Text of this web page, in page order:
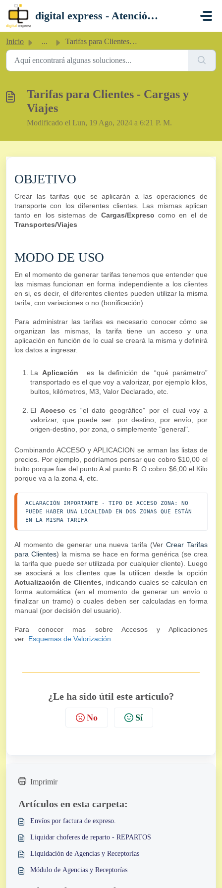
Saltar al contenido principal
digital express - Atención al Cliente
Inicio ... Tarifas para Clientes - Cargas y Viajes
Tarifas para Clientes - Cargas y
Viajes
Modificado el Lun, 19 Ago, 2024 a 6:21 P. M.
OBJETIVO
Crear las tarifas que se aplicarán a las operaciones de
transporte con los diferentes clientes. Las mismas aplican
tanto en los sistemas de Cargas/Expreso como en el de
Transportes/Viajes
MODO DE USO
En el momento de generar tarifas tenemos que entender que
las mismas funcionan en forma independiente a los clientes
en si, es decir, el diferentes clientes pueden utilizar la misma
tarifa, con variaciones o no (bonificación).
Para administrar las tarifas es necesario conocer cómo se
organizan las mismas, la tarifa tiene un acceso y una
aplicación en función de lo cual se creará la misma y definirá
los datos a ingresar.
La Aplicación es la definición de “qué parámetro”
transportado es el que voy a valorizar, por ejemplo kilos,
bultos, kilómetros, M3, Valor Declarado, etc.
El Acceso es “el dato geográfico” por el cual voy a
valorizar, que puede ser: por destino, por envío, por
origen-destino, por zona, o simplemente "general".
Combinando ACCESO y APLICACION se arman las listas de
precios. Por ejemplo, podríamos pensar que cobro $10,00 el
bulto porque fue del punto A al punto B. O cobro $6,00 el Kilo
porque va a la zona 4, etc.
ACLARACIÓN IMPORTANTE - TIPO DE ACCESO ZONA: NO
PUEDE HABER UNA LOCALIDAD EN DOS ZONAS QUE ESTÁN
EN LA MISMA TARIFA
Al momento de generar una nueva tarifa (VerCrear Tarifas
para Clientes) la misma se hace en forma genérica (se crea
la tarifa que puede ser utilizada por cualquier cliente). Luego
se asociará a los clientes que la utilicen desde la opción
Actualización de Clientes , indicando cuales se calculan en
forma automática (en el momento de generar un envío o
finalizar un tramo) o cuales deben ser calculadas en forma
manual (por decisión del usuario).
Para conocer mas sobre Accesos y Aplicaciones
ver Esquemas de Valorización
¿Le ha sido útil este artículo?
No Sí
Imprimir
Artículos en esta carpeta:
Envíos por factura de expreso.
Liquidar choferes de reparto - REPARTOS
Liquidación de Agencias y Receptorías
Módulo de Agencias y Receptorías